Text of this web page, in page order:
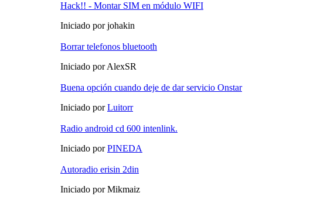
Hack!! - Montar SIM en módulo WIFI
Iniciado por johakin
Borrar telefonos bluetooth
Iniciado por AlexSR
Buena opción cuando deje de dar servicio Onstar
Iniciado porLuitorr
Radio android cd 600 intenlink.
Iniciado porPINEDA
Autoradio erisin 2din
Iniciado por Mikmaiz